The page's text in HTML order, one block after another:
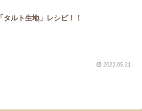
「タルト生地」レシピ！！
2022.05.21